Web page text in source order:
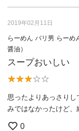
2019年02月11日
らーめん バリ男 らーめ
醤油）
スープおいしい
思ったよりあっさり
みではなかったけど、
0